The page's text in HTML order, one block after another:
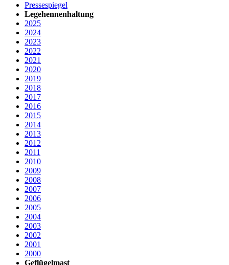
Pressespiegel
Legehennenhaltung
2025
2024
2023
2022
2021
2020
2019
2018
2017
2016
2015
2014
2013
2012
2011
2010
2009
2008
2007
2006
2005
2004
2003
2002
2001
2000
Geflügelmast